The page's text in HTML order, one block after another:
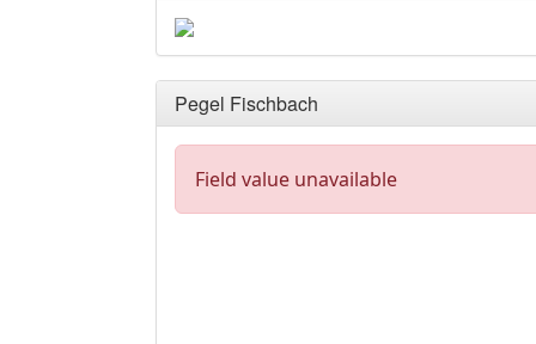
Pegel Fischbach